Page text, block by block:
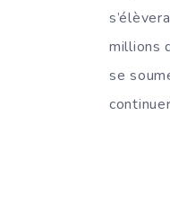
millions
se